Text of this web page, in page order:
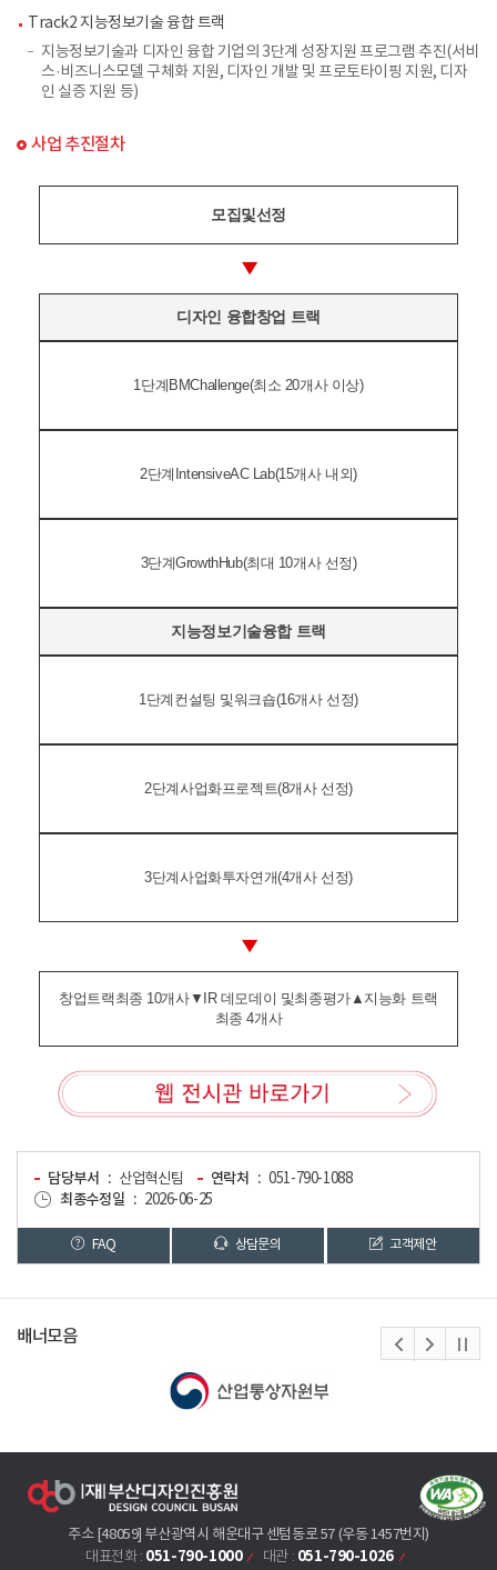
Track2 지능정보기술 융합 트랙
지능정보기술과 디자인 융합 기업의 3단계 성장지원 프로그램 추진(서비
스·비즈니스모델 구체화 지원, 디자인 개발 및 프로토타이핑 지원, 디자
인 실증 지원 등)
사업 추진절차
모집및선정
▶
디자인 융합창업 트랙
1단계 BMChallenge(최소 20개사 이상)
2단계 IntensiveAC Lab(15개사 내외)
3단계GrowthHub(최대 10개사 선정)
지능정보기술융합 트랙
1단계 컨설팅 및워크숍(16개사 선정)
2단계사업화프로젝트(8개사 선정)
3단계사업화투자연개(4개사 선정)
▶
창업트랙 최종 10개사▼ IR 데모데이 및최종평가▲ 지능화 트랙
최종 4개사
담당부서 산업혁신팀 연락처
051-790-1088
최종수정일
2026-06-25
FAQ 상담문의 고객제안
배너모음
주소 [48059] 부산광역시 해운대구 센텀동로 57 (우동 1457번지)
대표전화 : 051-790-1000 대관 : 051-790-1026